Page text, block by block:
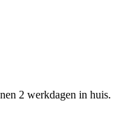
2 werkdagen in huis.